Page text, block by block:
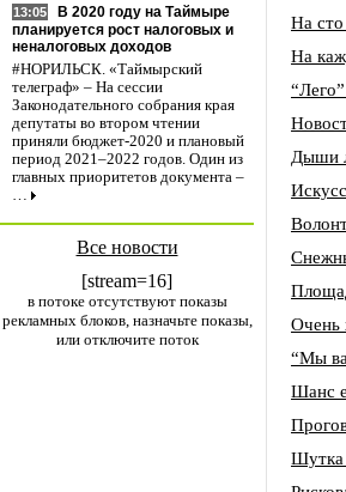
13:05
В 2020 году на Таймыре
планируется рост налоговых и
неналоговых доходов
#НОРИЛЬСК. «Таймырский
телеграф» – На сессии
Законодательного собрания края
депутаты во втором чтении
приняли бюджет-2020 и плановый
период 2021–2022 годов. Один из
главных приоритетов документа –
…
Все новости
[stream=16]
в потоке отсутствуют показы
рекламных блоков, назначьте показы,
или отключите поток
На
На
Дыши
Очень
“Мы
Шанс
Шутка